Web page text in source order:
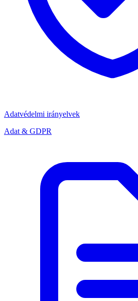
Adatvédelmi irányelvek
Adat & GDPR